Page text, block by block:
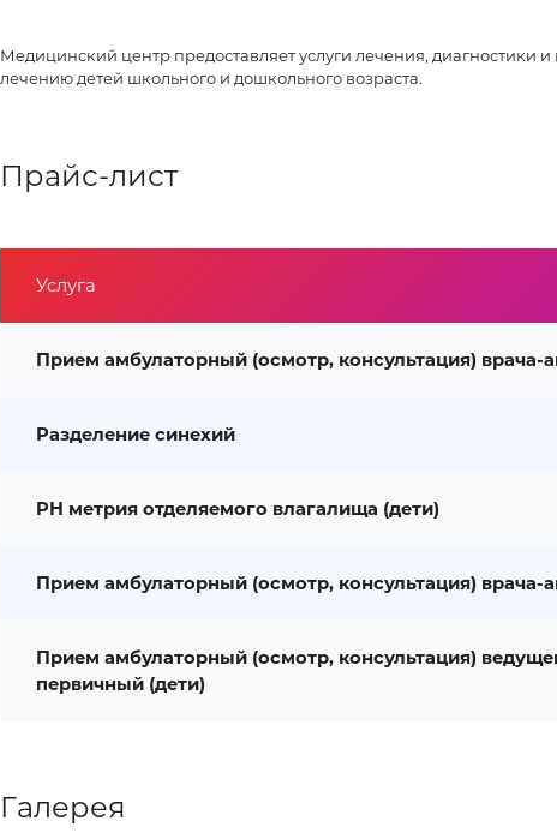
Медицинский центр предоставляет услуги лечения,
лечению детей школьного и дошкольного возраста.
Прайс-лист
Услуга
Прием амбулаторный (осмотр, консультация) врача-
Разделение синехий
PH метрия отделяемого влагалища (дети)
Прием амбулаторный (осмотр, консультация) врача-
Прием амбулаторный (осмотр, консультация)
первичный (дети)
Галерея